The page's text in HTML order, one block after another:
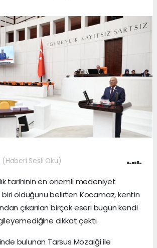
(Haberi Sesli Oku)
tarihinin en önemli medeniyet
olduğunu belirten Kocamaz, kentin
çıkarılan birçok eseri bugün kendi
dikkat çekti.
bulunan Tarsus Mozaiği ile